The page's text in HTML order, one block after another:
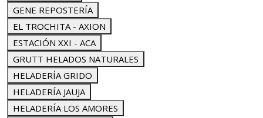
GENE REPOSTERÍA
EL TROCHITA - AXION
ESTACIÓN XXI - ACA
GRUTT HELADOS NATURALES
HELADERÍA GRIDO
HELADERÍA JAUJA
HELADERÍA LOS AMORES